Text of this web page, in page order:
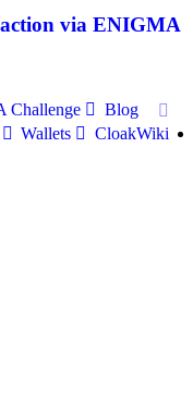
via ENIGMA
Challenge
Blog
Wallets CloakWiki